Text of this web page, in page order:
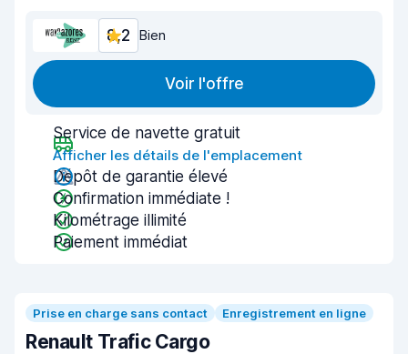
8,2 Bien
Voir l'offre
Service de navette gratuit
Afficher les détails de l'emplacement
Dépôt de garantie élevé
Confirmation immédiate !
Kilométrage illimité
Paiement immédiat
Prise en charge sans contact Enregistrement en ligne
Renault Trafic Cargo